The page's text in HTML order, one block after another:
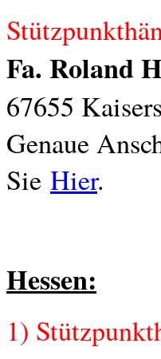
Fa. Roland
67655
Genaue
Sie Hier.
Hessen:
1)